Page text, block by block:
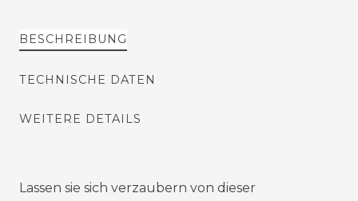
BESCHREIBUNG
TECHNISCHE DATEN
WEITERE DETAILS
Lassen sie sich verzaubern von dieser